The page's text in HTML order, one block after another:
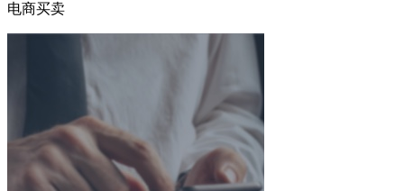
电商买卖